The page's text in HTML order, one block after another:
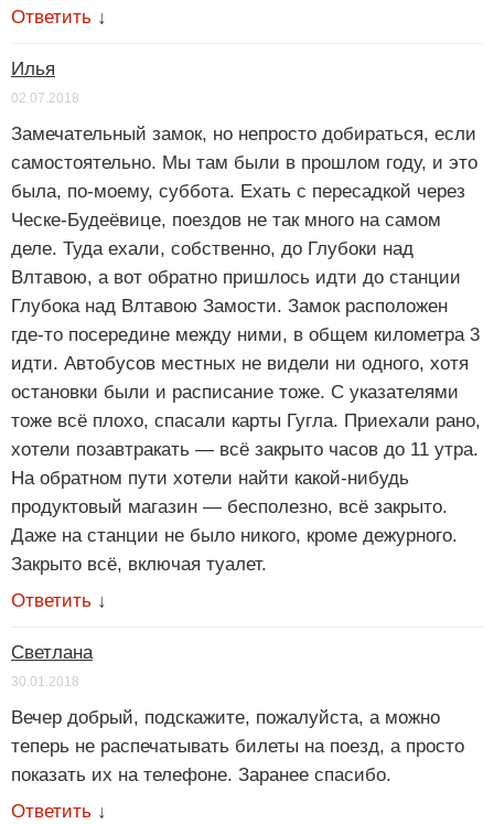
Ответить ↓
Илья
02.07.2018
Замечательный замок, но непросто добираться, если
самостоятельно. Мы там были в прошлом году, и это
была, по-моему, суббота. Ехать с пересадкой через
Ческе-Будеёвице, поездов не так много на самом
деле. Туда ехали, собственно, до Глубоки над
Влтавою, а вот обратно пришлось идти до станции
Глубока над Влтавою Замости. Замок расположен
где-то посередине между ними, в общем километра 3
идти. Автобусов местных не видели ни одного, хотя
остановки были и расписание тоже. С указателями
тоже всё плохо, спасали карты Гугла. Приехали рано,
хотели позавтракать — всё закрыто часов до 11 утра.
На обратном пути хотели найти какой-нибудь
продуктовый магазин — бесполезно, всё закрыто.
Даже на станции не было никого, кроме дежурного.
Закрыто всё, включая туалет.
Ответить ↓
Светлана
30.01.2018
Вечер добрый, подскажите, пожалуйста, а можно
теперь не распечатывать билеты на поезд, а просто
показать их на телефоне. Заранее спасибо.
Ответить ↓